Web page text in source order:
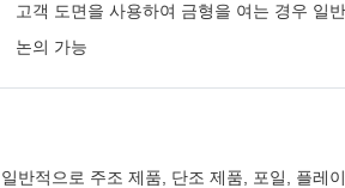
고객 도면을 사용하여 금형을 여는 경우 일
논의 가능
반적으로 주조 제품, 단조 제품, 포일, 플레